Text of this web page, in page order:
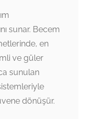
sunar. Becem
en
ve güler
sunulan
dönüşür.